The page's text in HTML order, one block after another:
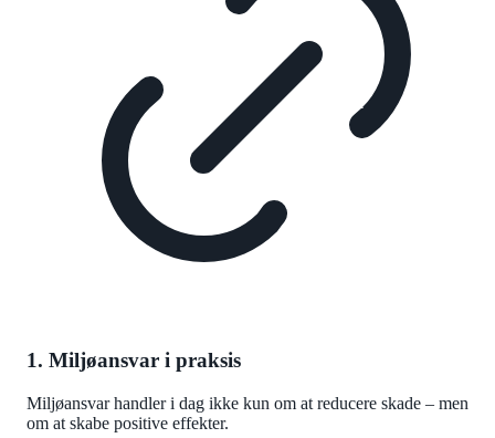
1. Miljøansvar i praksis
Miljøansvar handler i dag ikke kun om at reducere skade – men
om at skabe positive effekter.